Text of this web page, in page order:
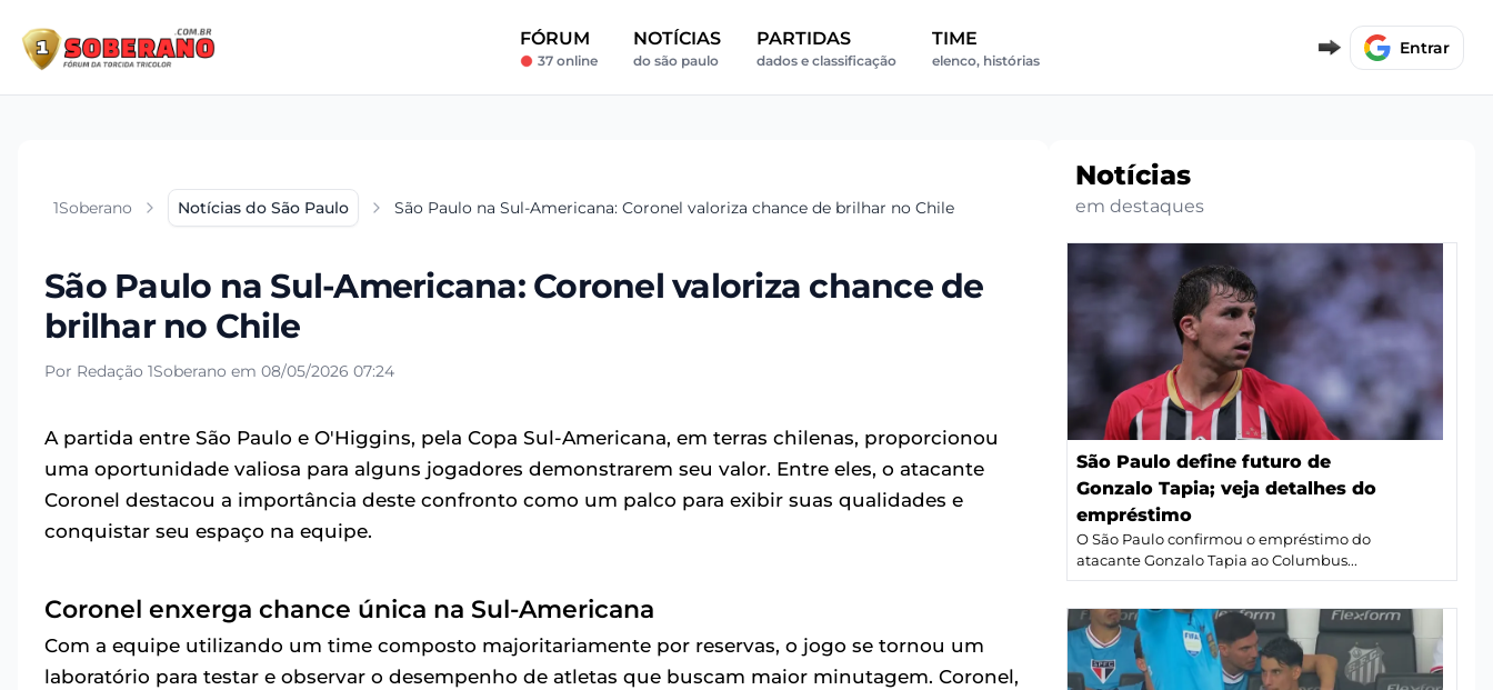
FÓRUM
37 online
NOTÍCIAS
do são paulo
PARTIDAS
dados e classificação
TIME
elenco, histórias
Entrar
1Soberano Notícias do São Paulo São Paulo na Sul-Americana: Coronel valoriza chance de brilhar no Chile
São Paulo na Sul-Americana: Coronel valoriza chance de
brilhar no Chile
Por Redação 1Soberano em 08/05/2026 07:24
A partida entre São Paulo e O'Higgins, pela Copa Sul-Americana, em terras chilenas, proporcionou
uma oportunidade valiosa para alguns jogadores demonstrarem seu valor. Entre eles, o atacante
Coronel destacou a importância deste confronto como um palco para exibir suas qualidades e
conquistar seu espaço na equipe.
Coronel enxerga chance única na Sul-Americana
Com a equipe utilizando um time composto majoritariamente por reservas, o jogo se tornou um
laboratório para testar e observar o desempenho de atletas que buscam maior minutagem. Coronel,
Notícias
em destaques
São Paulo define futuro de
Gonzalo Tapia; veja detalhes do
empréstimo
O São Paulo confirmou o empréstimo do
atacante Gonzalo Tapia ao Columbus...